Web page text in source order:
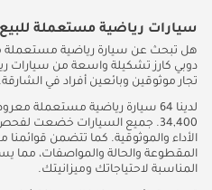
سيارات رياضية مستعملة
هل تبحث عن سيارة رياضية مستعملة
دوبي كارز تشكيلة واسعة من سيارات
تجار موثوقين وبائعين أفراد في الشارقة.
لدينا 64 سيارة رياضية مستعملة معروضة للبيع، تبدأ بمتوسط سعر
34,400. جميع السيارات خضعت
الأداء والموثوقية. كما تتضمن
المقطوعة والحالة والمواصفات، مما
المناسبة لاحتياجاتك وميزانيتك.